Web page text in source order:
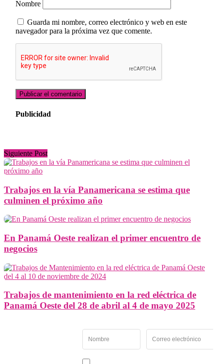
Nombre
Guarda mi nombre, correo electrónico y web en este
navegador para la próxima vez que comente.
Publicidad
Siguiente Post
Trabajos en la vía Panamericana se estima que
culminen el próximo año
En Panamá Oeste realizan el primer encuentro de
negocios
Trabajos de mantenimiento en la red eléctrica de
Panamá Oeste del 28 de abril al 4 de mayo 2025